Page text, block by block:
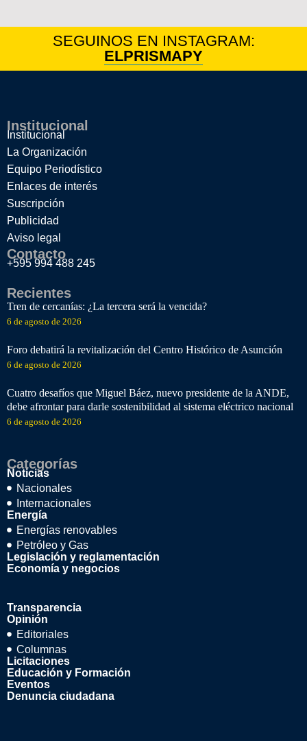
SEGUINOS EN INSTAGRAM:
ELPRISMAPY
Institucional
Institucional
La Organización
Equipo Periodístico
Enlaces de interés
Suscripción
Publicidad
Aviso legal
Contacto
+595 994 488 245
Recientes
Tren de cercanías: ¿La tercera será la vencida?
6 de agosto de 2026
Foro debatirá la revitalización del Centro Histórico de Asunción
6 de agosto de 2026
Cuatro desafíos que Miguel Báez, nuevo presidente de la ANDE,
debe afrontar para darle sostenibilidad al sistema eléctrico nacional
6 de agosto de 2026
Categorías
Noticias
Nacionales
Internacionales
Energía
Energías renovables
Petróleo y Gas
Legislación y reglamentación
Economía y negocios
Transparencia
Opinión
Editoriales
Columnas
Licitaciones
Educación y Formación
Eventos
Denuncia ciudadana